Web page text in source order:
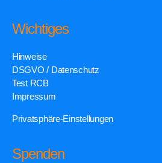
Wichtiges
Hinweise
DSGVO / Datenschutz
Test RCB
Impressum
Privatsphäre-Einstellungen
Spenden